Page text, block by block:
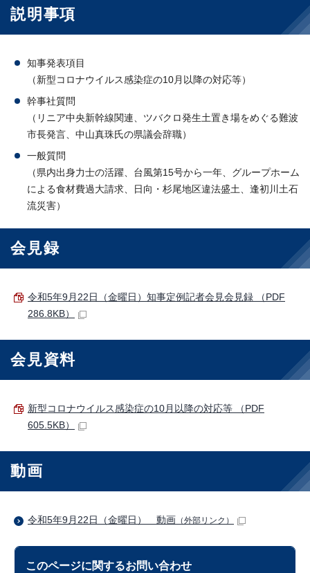
説明事項
知事発表項目
（新型コロナウイルス感染症の10月以降の対応等）
幹事社質問
（リニア中央新幹線関連、ツバクロ発生土置き場をめぐる難波
市長発言、中山真珠氏の県議会辞職）
一般質問
（県内出身力士の活躍、台風第15号から一年、グループホーム
による食材費過大請求、日向・杉尾地区違法盛土、逢初川土石
流災害）
会見録
令和5年9月22日（金曜日）知事定例記者会見会見録 （PDF
286.8KB）
会見資料
新型コロナウイルス感染症の10月以降の対応等 （PDF
605.5KB）
動画
令和5年9月22日（金曜日） 動画 （外部リンク）
このページに関するお問い合わせ